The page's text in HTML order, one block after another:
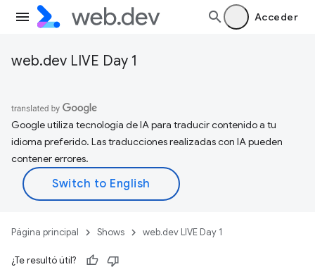
Acceder
web.dev LIVE Day 1
Google utiliza tecnología de IA para traducir contenido a tu
idioma preferido. Las traducciones realizadas con IA pueden
contener errores.
Página principal Shows web.dev LIVE Day 1
¿Te resultó útil?